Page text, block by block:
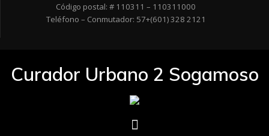
Código postal: # 110311 – 110311000
Teléfono – Conmutador: 57+(601) 328 2121
Curador Urbano 2 Sogamoso